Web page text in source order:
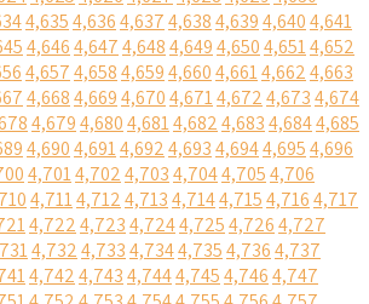
4,6354,6364,6374,6384,6394,6404,641
4,6464,6474,6484,6494,6504,6514,652
4,6574,6584,6594,6604,6614,6624,663
4,6684,6694,6704,6714,6724,6734,674
4,6794,6804,6814,6824,6834,6844,685
4,6904,6914,6924,6934,6944,6954,696
4,7014,7024,7034,7044,7054,706
4,7114,7124,7134,7144,7154,7164,717
4,7224,7234,7244,7254,7264,727
4,7324,7334,7344,7354,7364,737
4,7424,7434,7444,7454,7464,747